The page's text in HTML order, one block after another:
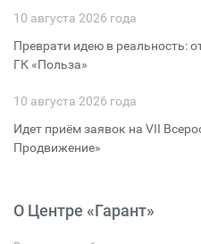
10 августа 2026 года
Преврати идею в реальность:
ГК «Польза»
10 августа 2026 года
Идет приём заявок на VII
Продвижение»
О Центре «Гарант»